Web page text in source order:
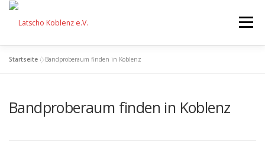
Zum
springen
Menü
VERANSTALTUNGEN AKTIONEN EQUIPMENT
Startseite »Bandproberaum finden in Koblenz
Bandproberaum finden in Koblenz